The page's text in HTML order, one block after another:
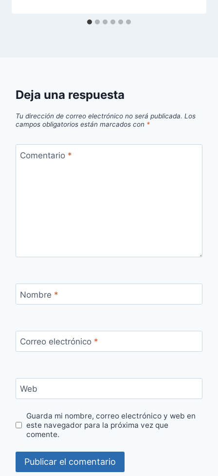
Deja una respuesta
Tu dirección de correo electrónico no será publicada. Los
campos obligatorios están marcados con *
Comentario *
Nombre *
Correo electrónico *
Web
Guarda mi nombre, correo electrónico y web en
este navegador para la próxima vez que
comente.